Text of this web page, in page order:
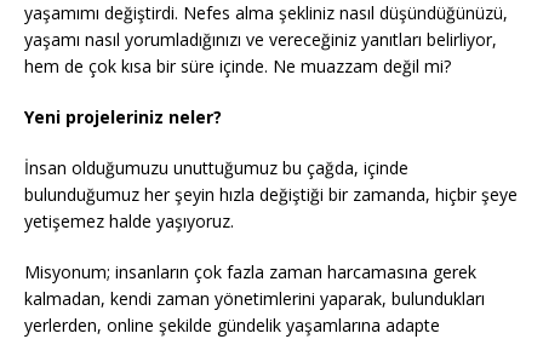
yaşamımı değiştirdi. Nefes alma şekliniz nasıl düşündüğünüzü,
yaşamı nasıl yorumladığınızı ve vereceğiniz yanıtları belirliyor,
hem de çok kısa bir süre içinde. Ne muazzam değil mi?
Yeni projeleriniz neler?
İnsan olduğumuzu unuttuğumuz bu çağda, içinde
bulunduğumuz her şeyin hızla değiştiği bir zamanda, hiçbir şeye
yetişemez halde yaşıyoruz.
Misyonum; insanların çok fazla zaman harcamasına gerek
kalmadan, kendi zaman yönetimlerini yaparak, bulundukları
yerlerden, online şekilde gündelik yaşamlarına adapte